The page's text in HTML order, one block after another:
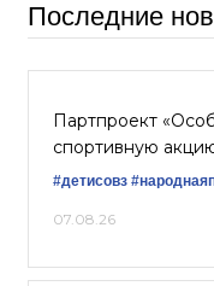
Последние
Партпроект
спортивную
#детисовз
07.08.26